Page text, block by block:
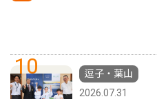
10
逗子・葉山
2026.07.31